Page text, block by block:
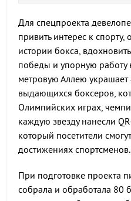
Для спецпроекта
привить интерес к спорту,
истории бокса,
победы и упорную работу
метровую Аллею
выдающихся боксеров,
Олимпийских играх,
каждую звезду нанесли
который посетители
достижениях спортсменов.
При подготовке проекта
собрала и обработала